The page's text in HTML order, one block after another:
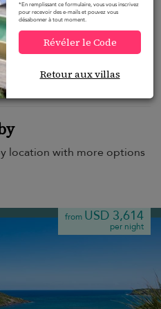
alternatives qui
location with more options
from USD 3,614
per night
*En remplissant ce formulaire, vous vous inscrivez
pour recevoir des e-mails et pouvez vous
désabonner à tout moment.
Révéler le Code
Retour aux villas